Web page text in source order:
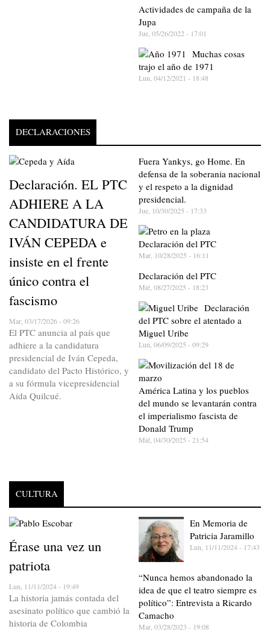
Actividades de campaña de la
Jupa
Jue, 05/26/2022 - 17:01
Muchas cosas
trajo el año de 1971
Lun, 04/12/2021 - 18:48
DECLARACIONES
Declaración. EL PTC
ADHIERE A LA
CANDIDATURA DE
IVÁN CEPEDA e
insiste en el frente
único contra el
fascismo
Mar, 03/17/2026 - 09:26
El PTC anuncia al país que
adhiere a la candidatura
presidencial de Iván Cepeda,
candidato del Pacto Histórico, y
a su fórmula vicepresidencial
Aída Quilcué.
Fuera Yankys, go Home. En
defensa de la soberania nacional
y el respeto a la dignidad
presidencial.
Jue, 10/30/2025 - 17:33
Declaración del PTC
Mar, 10/28/2025 - 16:11
Declaración del PTC
Mié, 08/27/2025 - 18:23
Declaración
del PTC sobre el atentado a
Miguel Uribe
Lun, 06/09/2025 - 09:29
América Latina y los pueblos
del mundo se levantarán contra
el imperialismo fascista de
Donald Trump
Mié, 04/30/2025 - 21:54
CULTURA
Érase una vez un
patriota
Lun, 11/11/2024 - 19:49
La historia jamás contada del
asesinato político que cambió la
historia de Colombia
En Memoria de
Patricia Jaramillo
Lun, 11/11/2024 - 17:43
“Nunca hemos abandonado la
idea de que el teatro siempre es
político”: Entrevista a Ricardo
Camacho
Mar, 03/28/2023 - 19:08